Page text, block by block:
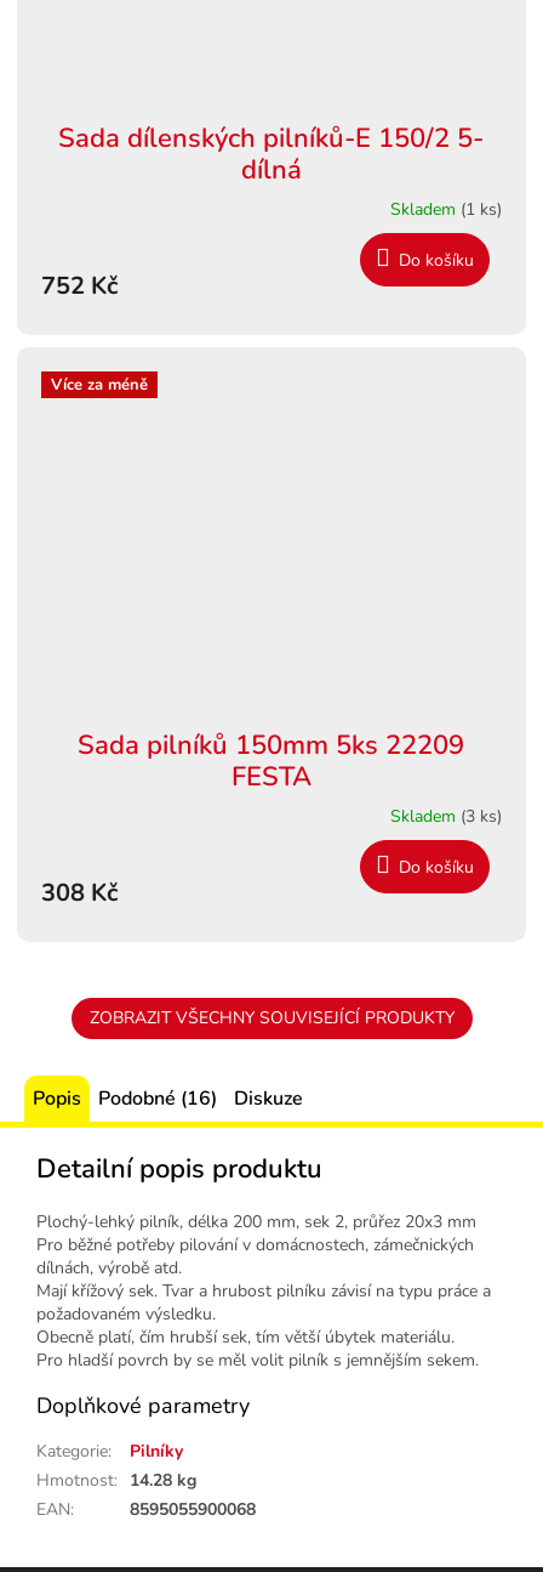
Sada dílenských pilníků-E 150/2 5-
dílná
Skladem (1 ks)
752 Kč
Do košíku
Více za méně
Sada pilníků 150mm 5ks 22209
FESTA
Skladem (3 ks)
308 Kč
Do košíku
ZOBRAZIT VŠECHNY SOUVISEJÍCÍ PRODUKTY
Popis Podobné (16) Diskuze
Detailní popis produktu
Plochý-lehký pilník, délka 200 mm, sek 2, průřez 20x3 mm
Pro běžné potřeby pilování v domácnostech, zámečnických
dílnách, výrobě atd.
Mají křížový sek. Tvar a hrubost pilníku závisí na typu práce a
požadovaném výsledku.
Obecně platí, čím hrubší sek, tím větší úbytek materiálu.
Pro hladší povrch by se měl volit pilník s jemnějším sekem.
Doplňkové parametry
Kategorie:
Pilníky
Hmotnost: 14.28 kg
EAN: 8595055900068